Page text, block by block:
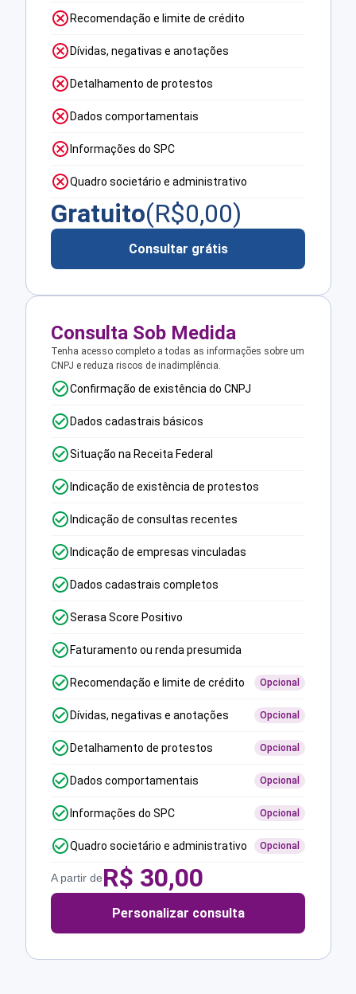
Recomendação e limite de crédito
Dívidas, negativas e anotações
Detalhamento de protestos
Dados comportamentais
Informações do SPC
Quadro societário e administrativo
Gratuito(R$0,00)
Consultar grátis
Consulta Sob Medida
Tenha acesso completo a todas as informações sobre um
CNPJ e reduza riscos de inadimplência.
Confirmação de existência do CNPJ
Dados cadastrais básicos
Situação na Receita Federal
Indicação de existência de protestos
Indicação de consultas recentes
Indicação de empresas vinculadas
Dados cadastrais completos
Serasa Score Positivo
Faturamento ou renda presumida
Recomendação e limite de crédito Opcional
Dívidas, negativas e anotações Opcional
Detalhamento de protestos Opcional
Dados comportamentais Opcional
Informações do SPC Opcional
Quadro societário e administrativo Opcional
A partir deR$ 30,00
Personalizar consulta